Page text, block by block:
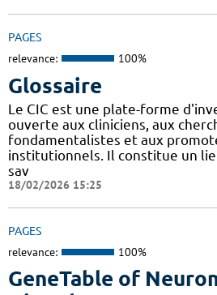
PAGES
relevance: 100%
Glossaire
Le CIC est une plate-forme
ouverte aux cliniciens, aux
fondamentalistes et aux
institutionnels. Il constitue un
sav
18/02/2026 15:25
PAGES
relevance: 100%
GeneTable of